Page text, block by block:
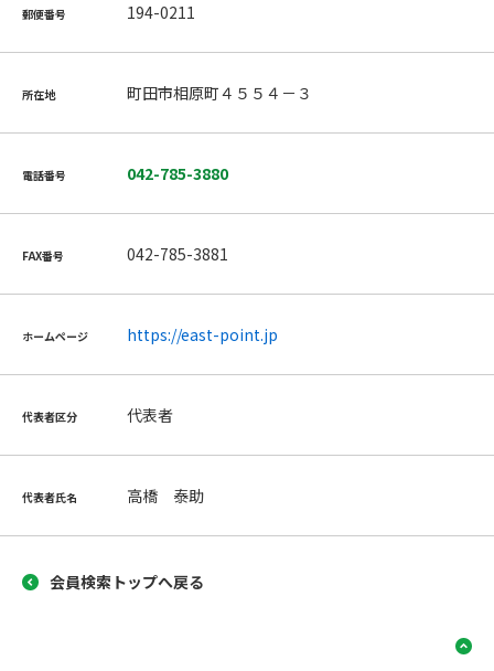
郵便番号 194-0211
所在地 町田市相原町４５５４－３
電話番号 042-785-3880
FAX番号 042-785-3881
ホームページ https://east-point.jp
代表者区分 代表者
代表者氏名 高橋 泰助
会員検索トップへ戻る